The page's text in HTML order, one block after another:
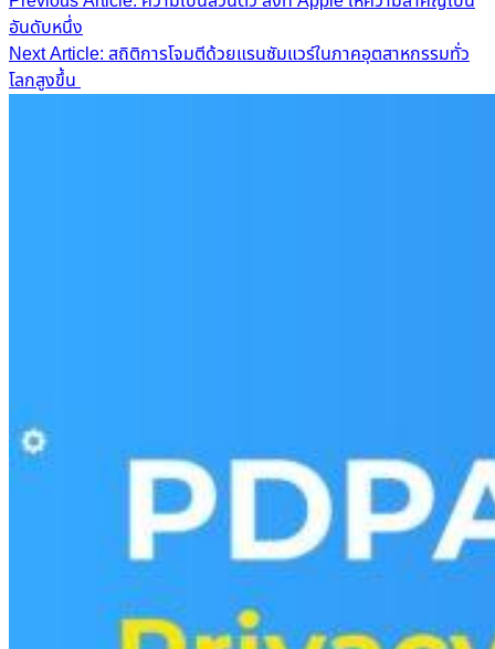
navigation
อันดับหนึ่ง
Next Article: สถิติการโจมตีด้วยแรนซัมแวร์ในภาคอุตสาหกรรมทั่ว
โลกสูงขึ้น